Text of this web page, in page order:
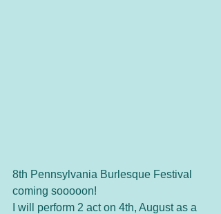
8th Pennsylvania Burlesque Festival
coming sooooon!
I will perform 2 act on 4th, August as a